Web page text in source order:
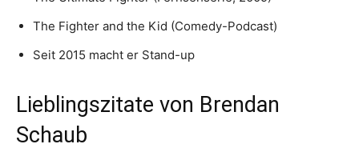
The Fighter and the Kid (Comedy-Podcast)
Seit 2015 macht er Stand-up
Lieblingszitate von Brendan
Schaub